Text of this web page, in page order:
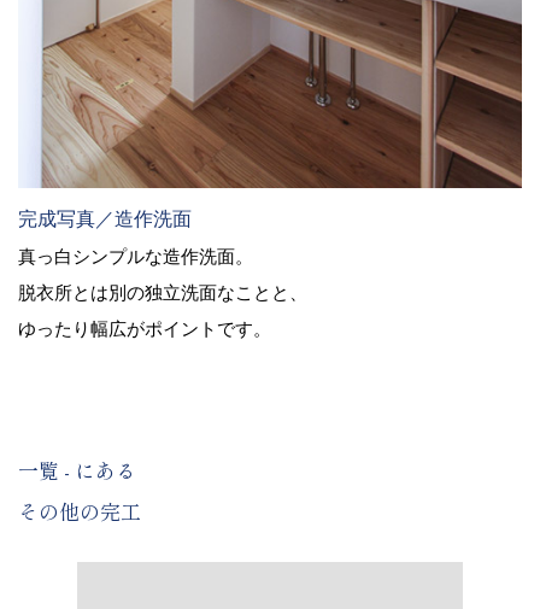
完成写真／造作洗面
真っ白シンプルな造作洗面。
脱衣所とは別の独立洗面なことと、
ゆったり幅広がポイントです。
一覧 - にある
その他の完工